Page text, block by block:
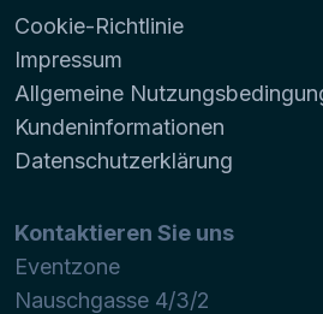
Cookie-Richtlinie
Impressum
Allgemeine
Kundeninformationen
Datenschutzerklärung
Kontaktieren Sie uns
Eventzone
Nauschgasse 4/3/2